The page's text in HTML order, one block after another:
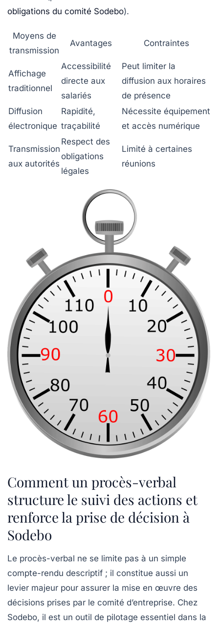
obligations du comité Sodebo).
Moyens de
transmission
Avantages Contraintes
Affichage
traditionnel
Accessibilité
directe aux
salariés
Peut limiter la
diffusion aux horaires
de présence
Diffusion
électronique
Rapidité,
traçabilité
Nécessite équipement
et accès numérique
Transmission
aux autorités
Respect des
obligations
légales
Limité à certaines
réunions
Comment un procès-verbal
structure le suivi des actions et
renforce la prise de décision à
Sodebo
Le procès-verbal ne se limite pas à un simple
compte-rendu descriptif ; il constitue aussi un
levier majeur pour assurer la mise en œuvre des
décisions prises par le comité d’entreprise. Chez
Sodebo, il est un outil de pilotage essentiel dans la